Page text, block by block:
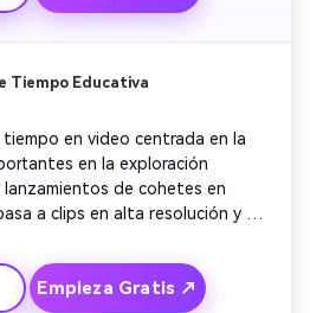
Tiempo Educativa
en video centrada en la
en la exploración
lanzamientos de cohetes en
a clips en alta resolución y
el movimiento constante y
para un resultado atractivo, apto
Empieza Gratis ↗